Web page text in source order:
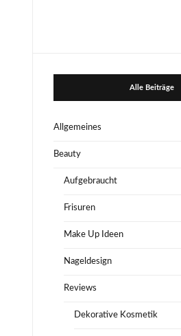
Alle Beiträge
Allgemeines
Beauty
Aufgebraucht
Frisuren
Make Up Ideen
Nageldesign
Reviews
Dekorative Kosmetik